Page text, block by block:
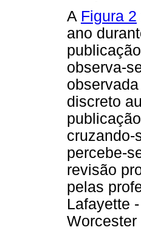
A Figura 2
ano
observa-
discreto
cruzando-
percebe-
revisão
pelas
Lafayette
Worcester